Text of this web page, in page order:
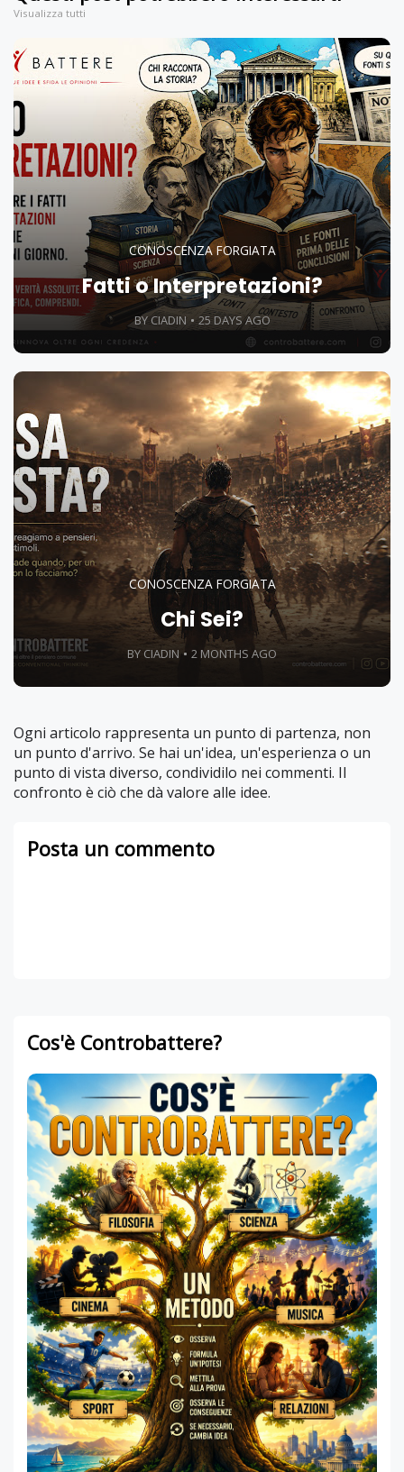
Visualizza tutti
CONOSCENZA FORGIATA
Fatti o Interpretazioni?
BY CIADIN 25 DAYS AGO
CONOSCENZA FORGIATA
Chi Sei?
BY CIADIN 2 MONTHS AGO
Ogni articolo rappresenta un punto di partenza, non
un punto d'arrivo. Se hai un'idea, un'esperienza o un
punto di vista diverso, condividilo nei commenti. Il
confronto è ciò che dà valore alle idee.
Posta un commento
Cos'è Controbattere?